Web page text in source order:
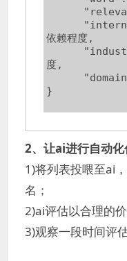
依赖程度,
度,
}
2、让ai进行自动
1)将列表投喂至ai
名；
2)ai评估以合理的
3)观察一段时间评